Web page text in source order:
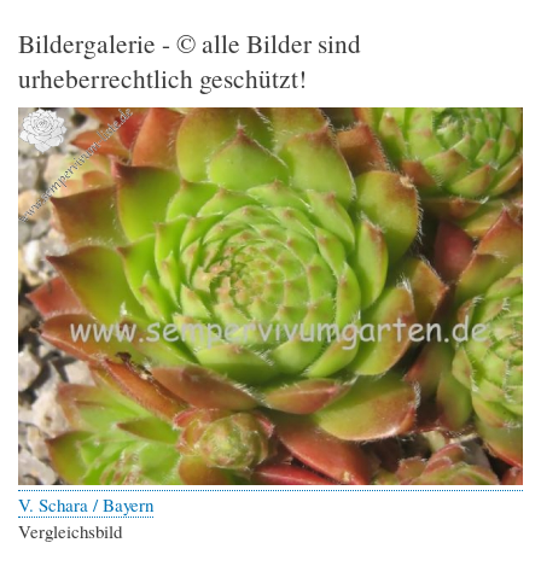
Bildergalerie - © alle Bilder sind
urheberrechtlich geschützt!
V. Schara / Bayern
Vergleichsbild